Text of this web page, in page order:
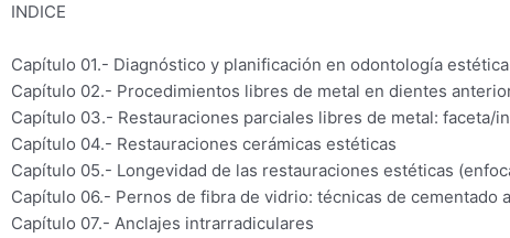
INDICE
Capítulo 01.- Diagnóstico y planificación en odontología estética
Capítulo 02.- Procedimientos libres de metal en dientes
Capítulo 03.- Restauraciones parciales libres de metal: faceta/
Capítulo 04.- Restauraciones cerámicas estéticas
Capítulo 05.- Longevidad de las restauraciones estéticas
Capítulo 06.- Pernos de fibra de vidrio: técnicas de cementado
Capítulo 07.- Anclajes intrarradiculares